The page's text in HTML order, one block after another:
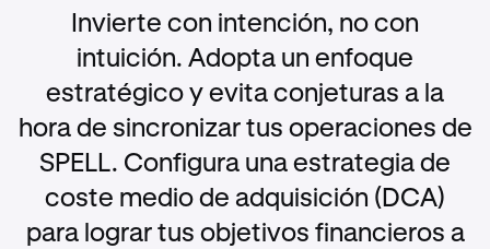
Invierte con intención, no con
intuición. Adopta un enfoque
estratégico y evita conjeturas a la
hora de sincronizar tus operaciones de
SPELL. Configura una estrategia de
coste medio de adquisición (DCA)
para lograr tus objetivos financieros a